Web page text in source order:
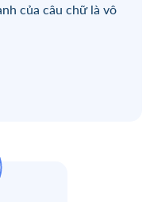
của câu chữ là vô